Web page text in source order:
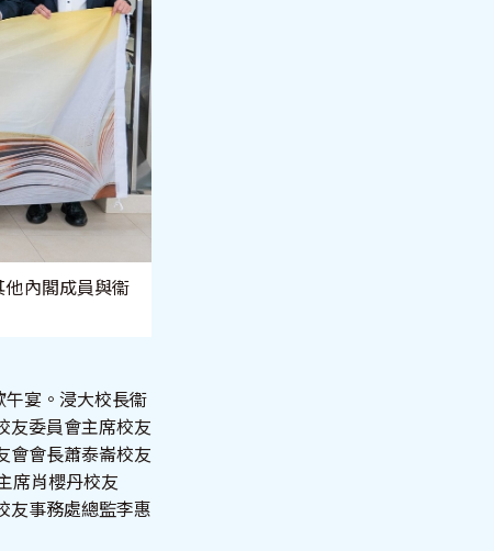
內閣成員與衞
午宴。浸大校長衞
友委員會主席校友
會會長蕭泰崙校友
席肖櫻丹校友
友事務處總監李惠